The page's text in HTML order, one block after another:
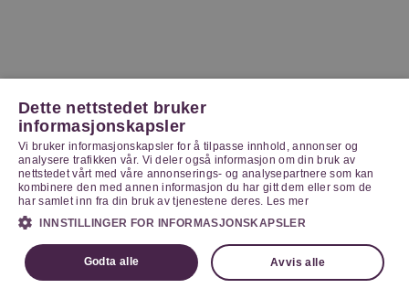
Dette nettstedet bruker
informasjonskapsler
Vi bruker informasjonskapsler for å tilpasse innhold, annonser og
analysere trafikken vår. Vi deler også informasjon om din bruk av
nettstedet vårt med våre annonserings- og analysepartnere som kan
kombinere den med annen informasjon du har gitt dem eller som de
har samlet inn fra din bruk av tjenestene deres. Les mer
INNSTILLINGER FOR INFORMASJONSKAPSLER
Godta alle Avvis alle